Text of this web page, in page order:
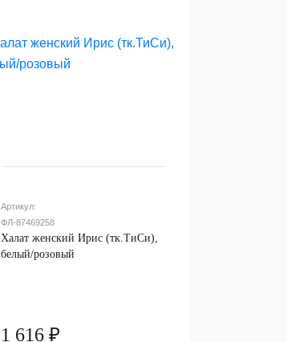
Артикул:
ФЛ-87469258
Халат женский Ирис (тк.ТиСи),
белый/розовый
1 616 ₽